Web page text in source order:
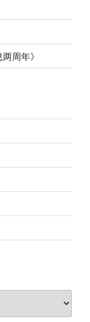
两周年》